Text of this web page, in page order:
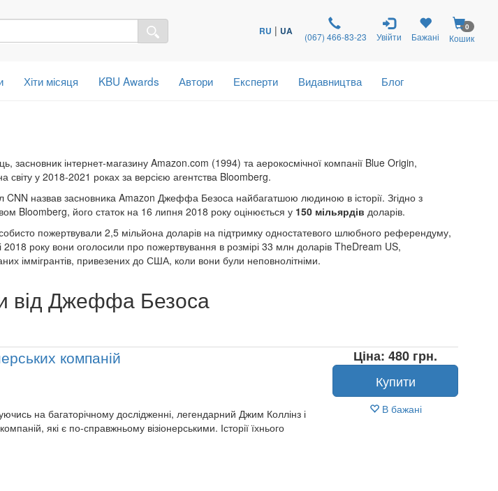
RU | UA (067) 466-83-23 Увійти Бажані
0
Кошик
Хіти місяця KBU Awards Автори Експерти Видавництва Блог
засновник інтернет-магазину Amazon.com (1994) та аерокосмічної компанії Blue Origin,
у 2018-2021 роках за версією агентства Bloomberg.
CNN назвав засновника Amazon Джеффа Безоса найбагатшою людиною в історії. Згідно з
Bloomberg, його статок на 16 липня 2018 року оцінюється у 150 мільярдів доларів.
пожертвували 2,5 мільйона доларів на підтримку одностатевого шлюбного референдуму,
2018 року вони оголосили про пожертвування в розмірі 33 млн доларів TheDream US,
іммігрантів, привезених до США, коли вони були неповнолітніми.
від Джеффа Безоса
компаній
на багаторічному дослідженні, легендарний Джим Коллінз і
які є по-справжньому візіонерськими. Історії їхнього
Ціна: 480 грн.
Купити
В бажані